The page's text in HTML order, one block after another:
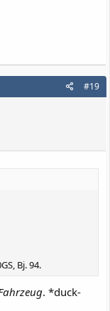
#19
Bj. 94.
. *duck-